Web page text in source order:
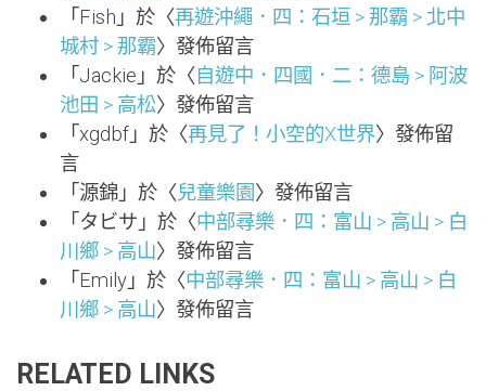
「 Fish 」於〈再遊沖繩．四：石垣 > 那霸 > 北中
城村 > 那霸〉發佈留言
「 Jackie 」於〈自遊中．四國．二：德島 > 阿波
池田 > 高松〉發佈留言
「xgdbf 」於〈再見了！小空的X世界〉發佈留
言
「 源錦 」於〈兒童樂園〉發佈留言
「 タビサ 」於〈中部尋樂．四：富山 > 高山 > 白
川鄉 > 高山〉發佈留言
「 Emily 」於〈中部尋樂．四：富山 > 高山 > 白
川鄉 > 高山〉發佈留言
RELATED LINKS